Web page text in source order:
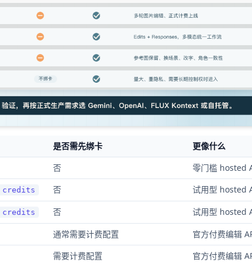
是否需先绑卡 更像什么
否
零门槛 hosted
credits 否 试用型 hosted
credits 否 试用型 hosted
通常需要计费配置
官方付费编辑
需要计费配置
官方付费编辑